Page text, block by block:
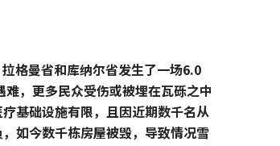
格曼省和库纳尔省发生了一场6.0
，更多民众受伤或被埋在瓦砾之中
基础设施有限，且因近期数千名从
如今数千栋房屋被毁，导致情况雪